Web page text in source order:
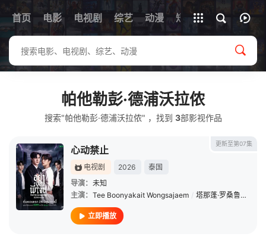
首页 电影 电视剧 综艺 动漫 短剧
全部影片
帕他勒彭·德浦沃拉侬
搜索"帕他勒彭·德浦沃拉侬" ，找到 3部影视作品
更新至第07集
心动禁止
电视剧 2026
泰国
导演： 未知
主演： Tee Boonyakait Wongsajaem / 塔那蓬·罗桑鲁昂
立即播放